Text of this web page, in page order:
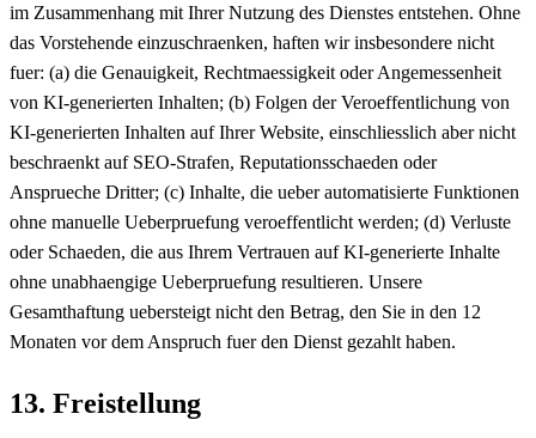
im Zusammenhang mit Ihrer Nutzung des Dienstes entstehen. Ohne
das Vorstehende einzuschraenken, haften wir insbesondere nicht
fuer: (a) die Genauigkeit, Rechtmaessigkeit oder Angemessenheit
von KI-generierten Inhalten; (b) Folgen der Veroeffentlichung von
KI-generierten Inhalten auf Ihrer Website, einschliesslich aber nicht
beschraenkt auf SEO-Strafen, Reputationsschaeden oder
Ansprueche Dritter; (c) Inhalte, die ueber automatisierte Funktionen
ohne manuelle Ueberpruefung veroeffentlicht werden; (d) Verluste
oder Schaeden, die aus Ihrem Vertrauen auf KI-generierte Inhalte
ohne unabhaengige Ueberpruefung resultieren. Unsere
Gesamthaftung uebersteigt nicht den Betrag, den Sie in den 12
Monaten vor dem Anspruch fuer den Dienst gezahlt haben.
13. Freistellung